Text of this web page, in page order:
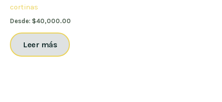
cortinas
Desde: $40,000.00
Leer más